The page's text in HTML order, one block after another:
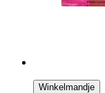
Winkelmandje